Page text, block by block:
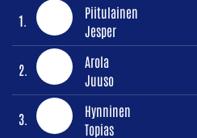
1.
Piitulainen
Jesper
2.
Arola
Juuso
3.
Hynninen
Topias